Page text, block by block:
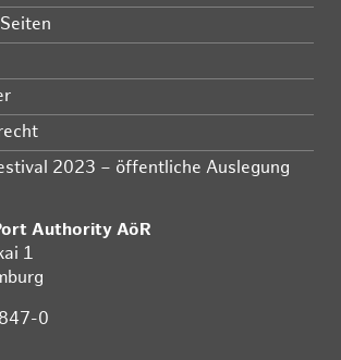
2023 – öffentliche Auslegung
Authority AöR
1
0